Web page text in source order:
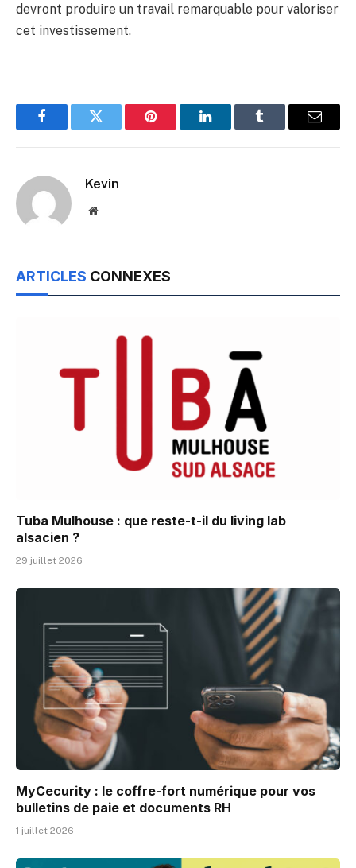
devront produire un travail remarquable pour valoriser
cet investissement.
FacebookTwitter Pinterest LinkedInTumblr Email
Kevin
Website
ARTICLES CONNEXES
Tuba Mulhouse : que reste-t-il du living lab
alsacien ?
29 juillet 2026
MyCecurity : le coffre-fort numérique pour vos
bulletins de paie et documents RH
1 juillet 2026